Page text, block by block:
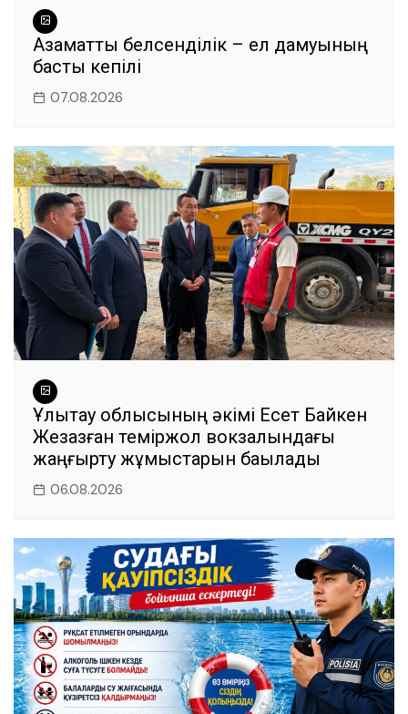
Азаматтық белсенділік – ел дамуының
басты кепілі
07.08.2026
Ұлытау облысының әкімі Есет Байкен
Жезқазған теміржол вокзалындағы
жаңғырту жұмыстарын бақылады
06.08.2026